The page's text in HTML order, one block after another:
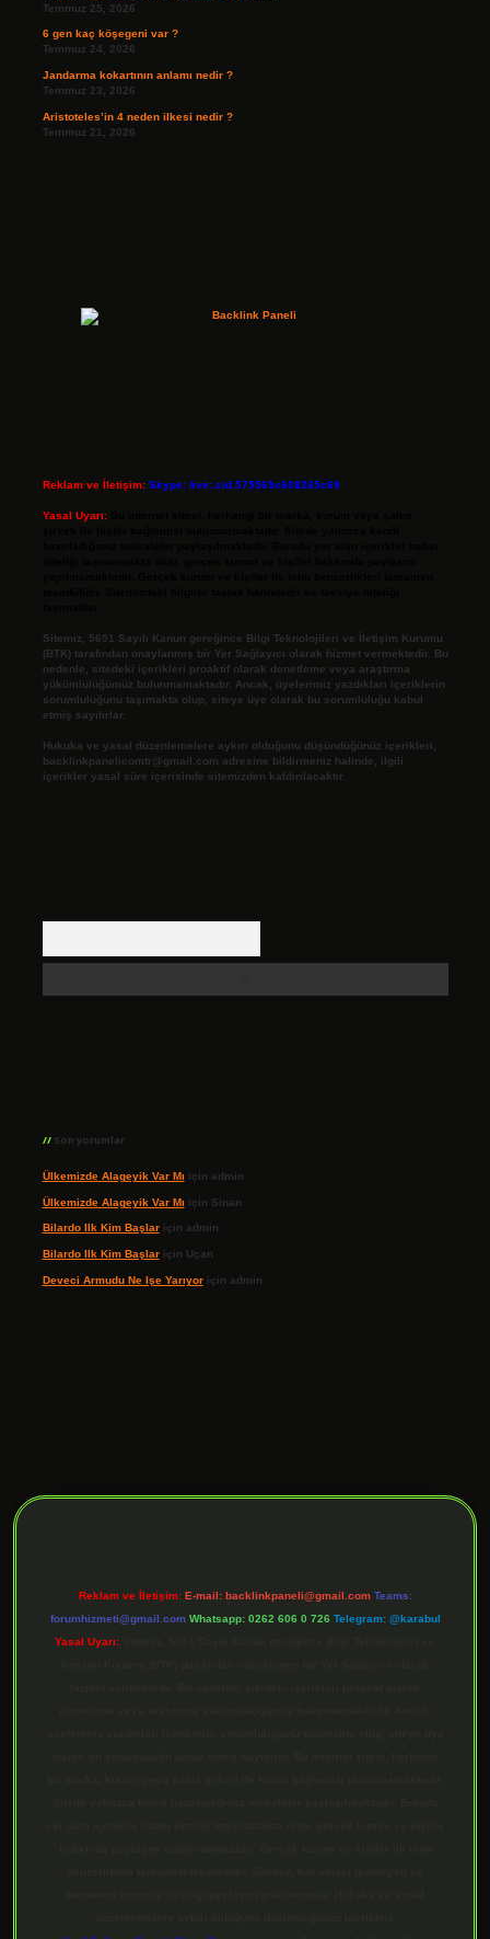
Temmuz 25, 2026
6 gen kaç köşegeni var ?
Temmuz 24, 2026
Jandarma kokartının anlamı nedir ?
Temmuz 23, 2026
Aristoteles’in 4 neden ilkesi nedir ?
Temmuz 21, 2026
Reklam ve İletişim: Skype: live:.cid.575569c608265c69
Yasal Uyarı:
Sitemiz, 5651 Sayılı Kanun gereğince Bilgi Teknolojileri ve İletişim Kurumu
(BTK) tarafından onaylanmış bir Yer Sağlayıcı olarak hizmet vermektedir. Bu
nedenle, sitedeki içerikleri proaktif olarak denetleme veya araştırma
yükümlülüğümüz bulunmamaktadır. Ancak, üyelerimiz yazdıkları içeriklerin
sorumluluğunu taşımakta olup, siteye üye olarak bu sorumluluğu kabul
etmiş sayılırlar.
Hukuka ve yasal düzenlemelere aykırı olduğunu düşündüğünüz içerikleri,
backlinkpanelicomtr@gmail.com adresine bildirmeniz halinde, ilgili
içerikler yasal süre içerisinde sitemizden kaldırılacaktır.
Son yorumlar
Ülkemizde Alageyik Var Mı için admin
Ülkemizde Alageyik Var Mı için Sinan
Bilardo Ilk Kim Başlariçin admin
Bilardo Ilk Kim Başlariçin Uçan
Deveci Armudu Ne Işe Yarıyoriçin admin
Reklam ve İletişim: E-mail: backlinkpaneli@gmail.com Teams:
forumhizmeti@gmail.com Whatsapp: 0262 606 0 726 Telegram: @karabul
Yasal Uyarı: